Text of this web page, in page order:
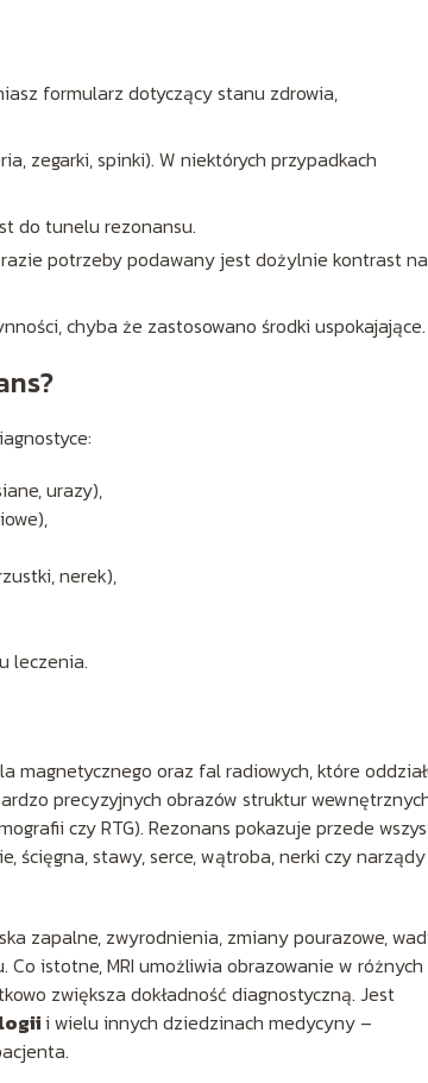
formularz dotyczący stanu zdrowia,
zegarki, spinki). W niektórych przypadkach
do tunelu rezonansu.
potrzeby podawany jest dożylnie kontrast na
chyba że zastosowano środki uspokajające.
urazy),
nerek),
leczenia.
magnetycznego oraz fal radiowych, które
precyzyjnych obrazów struktur
czy RTG). Rezonans pokazuje przede
ścięgna, stawy, serce, wątroba, nerki czy narządy
zapalne, zwyrodnienia, zmiany pourazowe,
istotne, MRI umożliwia obrazowanie w różnych
zwiększa dokładność diagnostyczną. Jest
i wielu innych dziedzinach medycyny –